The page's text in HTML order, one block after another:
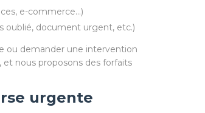
e-commerce…)
oublié, document urgent, etc.)
ou demander une intervention
et nous proposons des forfaits
urgente